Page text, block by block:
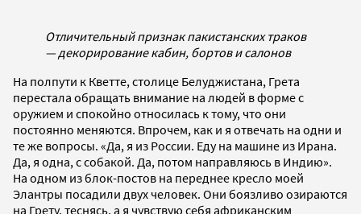
Отличительный признак пакистанских траков
— декорирование кабин, бортов и салонов
На полпути к Кветте, столице Белуджистана, Грета
перестала обращать внимание на людей в форме с
оружием и спокойно относилась к тому, что они
постоянно меняются. Впрочем, как и я отвечать на одни и
те же вопросы. «Да, я из России. Еду на машине из Ирана.
Да, я одна, с собакой. Да, потом направляюсь в Индию».
На одном из блок-постов на переднее кресло моей
Элантры посадили двух человек. Они боязливо озираются
на Грету, теснясь, а я чувствую себя африканским